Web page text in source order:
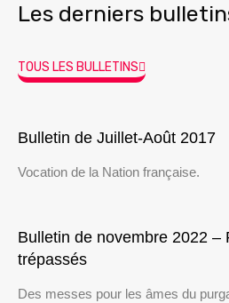
Les derniers
TOUS LES BULLETINS
Bulletin de Juillet-Août 2017
Vocation de la Nation française.
Bulletin de novembre 2022 –
trépassés
Des messes pour les âmes du